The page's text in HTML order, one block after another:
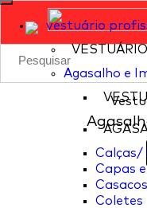
vestuário
Agasalho e
Calças/
Capas
Coletes